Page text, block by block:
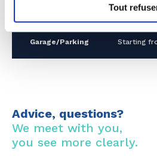
ToutStarting
Garage/Parking Starting
Advice, questions?
We meet with you,
you see more clearly.